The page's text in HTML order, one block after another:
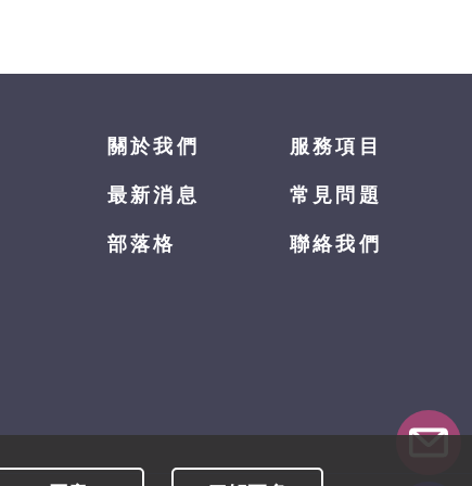
關於我們 服務項目
最新消息 常見問題
部落格 聯絡我們